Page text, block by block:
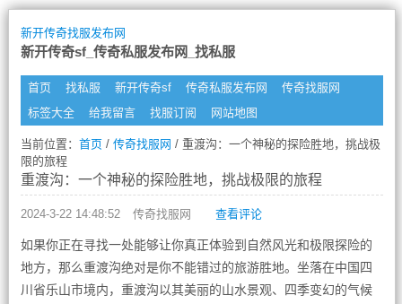
新开传奇找服发布网
新开传奇sf_传奇私服发布网_找私服
首页 找私服 新开传奇sf 传奇私服发布网
传奇找服网
标签大全
给我留言 找服订阅 网站地图
当前位置： 首页/ 传奇找服网 / 重渡沟：一个神秘的探险胜地，挑战极
限的旅程
重渡沟：一个神秘的探险胜地，挑战极限的旅程
2024-3-22 14:48:52 传奇找服网 查看评论
如果你正在寻找一处能够让你真正体验到自然风光和极限探险的
地方，那么重渡沟绝对是你不能错过的旅游胜地。坐落在中国四
川省乐山市境内，重渡沟以其美丽的山水景观、四季变幻的气候